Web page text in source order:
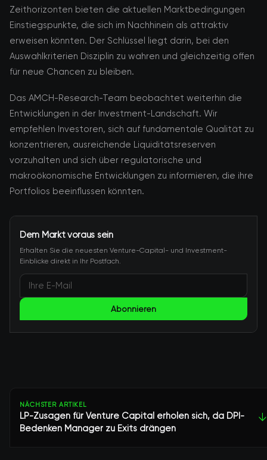
Zeithorizonten bieten die aktuellen Marktbedingungen
Einstiegspunkte, die sich im Nachhinein als attraktiv
erweisen könnten. Der Schlüssel liegt darin, bei den
Auswahlkriterien Disziplin zu wahren und gleichzeitig offen
für neue Chancen zu bleiben.
Das AMCH-Research-Team beobachtet weiterhin die
Entwicklungen in der Investment-Landschaft. Wir
empfehlen Investoren, sich auf fundamentale Qualität zu
konzentrieren, ausreichende Liquiditätsreserven
vorzuhalten und sich über regulatorische und
makroökonomische Entwicklungen zu informieren, die ihre
Portfolios beeinflussen könnten.
Dem Markt voraus sein
Erhalten Sie die neuesten Venture-Capital- und Investment-
Einblicke direkt in Ihr Postfach.
Abonnieren
NÄCHSTER ARTIKEL
LP-Zusagen für Venture Capital erholen sich, da DPI-
Bedenken Manager zu Exits drängen
↓